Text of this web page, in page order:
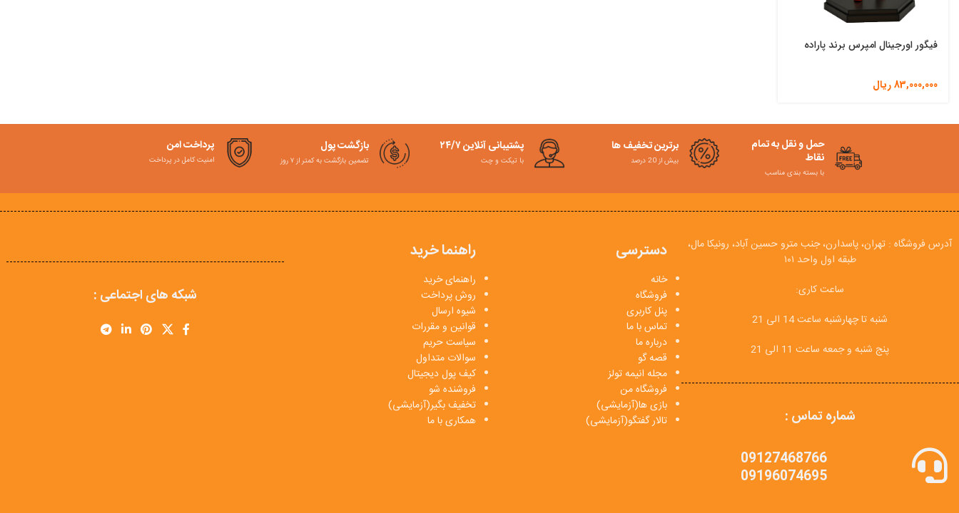
فیگور اورجینال امپرس برند پاراده
83,000,000ریال
حمل و نقل به تمام
نقاط
با بسته بندی مناسب
برترین تخفیف ها
بیش از 20 درصد
پشتیبانی آنلاین ۲۴/۷
با تیکت و چت
بازگشت پول
تضمین بازگشت به کمتر از ۷ روز
پرداخت امن
امنیت کامل در پرداخت
آدرس فروشگاه : تهران، پاسدارن، جنب مترو حسین آباد، رونیکا مال،
طبقه اول واحد ۱۰۱
ساعت کاری:
شنبه تا چهارشنبه ساعت 14 الی 21
پنج شنبه و جمعه ساعت 11 الی 21
شماره تماس :
09127468766
09196074695
دسترسی
خانه
فروشگاه
پنل کاربری
تماس با ما
درباره ما
قصه گو
مجله انیمه تولز
فروشگاه من
بازی ها(آزمایشی)
تالار گفتگو(آزمایشی)
راهنما خرید
راهنمای خرید
روش پرداخت
شیوه ارسال
قوانین و مقررات
سیاست حریم
سوالات متداول
کیف پول دیجیتال
فروشنده شو
تخفیف بگیر(آزمایشی)
همکاری با ما
شبکه های اجتماعی :